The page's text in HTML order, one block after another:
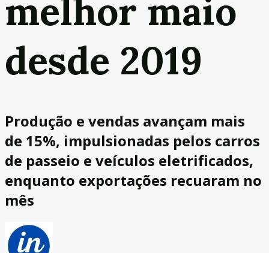
melhor maio
desde 2019
Produção e vendas avançam mais
de 15%, impulsionadas pelos carros
de passeio e veículos eletrificados,
enquanto exportações recuaram no
mês